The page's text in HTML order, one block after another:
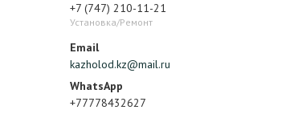
+7 (747) 210-11-21
Установка/Ремонт
kazholod.kz@mail.ru
+77778432627